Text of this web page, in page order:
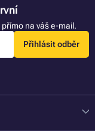
na váš e-mail.
Přihlásit odběr